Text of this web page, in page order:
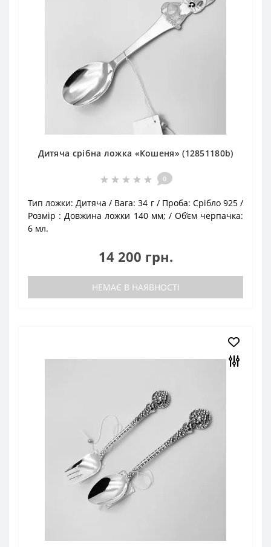
Дитяча срібна ложка «Кошеня» (12851180b)
0
Тип ложки: Дитяча Вага: 34 г Проба: Срібло 925
Розмір : Довжина ложки 140 мм;
Об’єм черпачка:
6 мл.
14 200 грн.
НЕМАЄ В НАЯВНОСТІ